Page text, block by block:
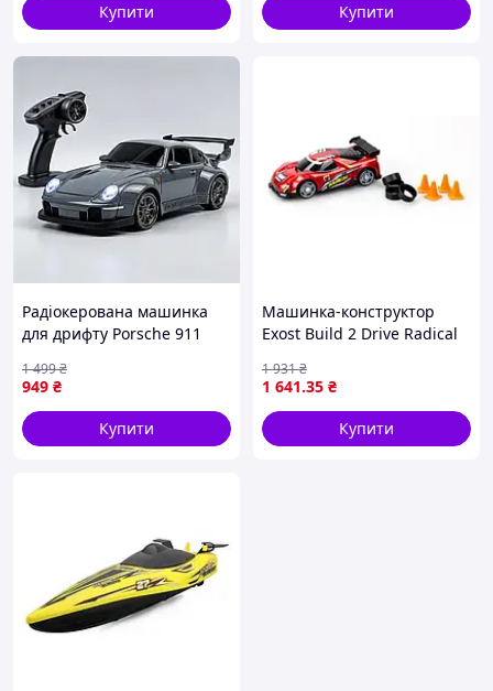
Купити
Купити
Радіокерована машинка
для дрифту Porsche 911
автомобіль на пульті
керування до 20 км/год
949 ₴
1 499₴
Купити
Машинка-конструктор
Exost Build 2 Drive Radical
червоний (20701)
1 641.35 ₴
1 931₴
Купити